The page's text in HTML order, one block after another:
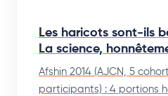
Les haricots sont-ils
La science,
Afshin 2014 (AJCN, 5
participants) : 4 portions